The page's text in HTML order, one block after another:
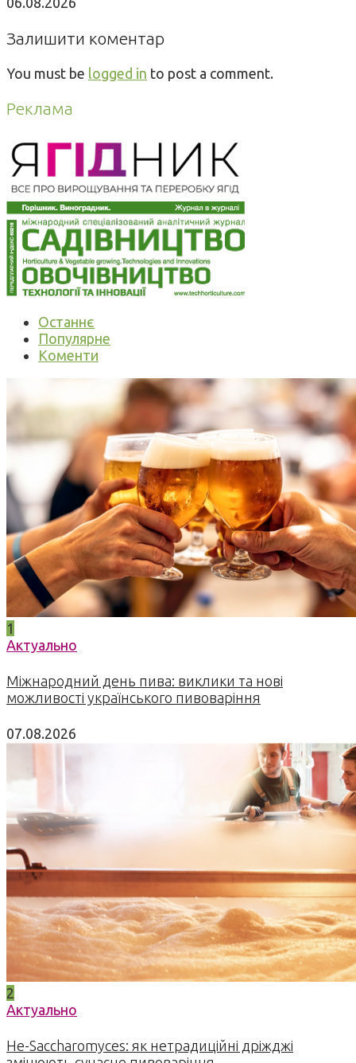
Залишити коментар
You must be logged in to post a comment.
Реклама
Останнє
Популярне
Коменти
1
Актуально
Міжнародний день пива: виклики та нові
можливості українського пивоваріння
07.08.2026
2
Актуально
Не-Saccharomyces: як нетрадиційні дріжджі